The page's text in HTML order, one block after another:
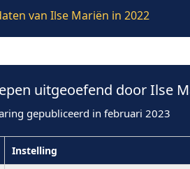
van Ilse Mariën in 2022
uitgeoefend door Ilse
gepubliceerd in februari 2023
Instelling